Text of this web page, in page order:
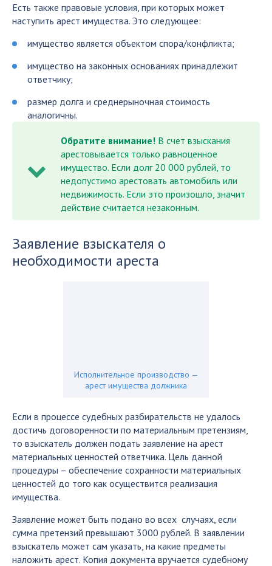
Есть также правовые условия, при которых может
наступить арест имущества. Это следующее:
имущество является объектом спора/конфликта;
имущество на законных основаниях принадлежит
ответчику;
размер долга и среднерыночная стоимость
аналогичны.
Обратите внимание! В счет взыскания
арестовывается только равноценное
имущество. Если долг 20 000 рублей, то
недопустимо арестовать автомобиль или
недвижимость. Если это произошло, значит
действие считается незаконным.
Заявление взыскателя о
необходимости ареста
Исполнительное производство —
арест имущества должника
Если в процессе судебных разбирательств не удалось
достичь договоренности по материальным претензиям,
то взыскатель должен подать заявление на арест
материальных ценностей ответчика. Цель данной
процедуры – обеспечение сохранности материальных
ценностей до того как осуществится реализация
имущества.
Заявление может быть подано во всех случаях, если
сумма претензий превышают 3000 рублей. В заявлении
взыскатель может сам указать, на какие предметы
наложить арест. Копия документа вручается судебному